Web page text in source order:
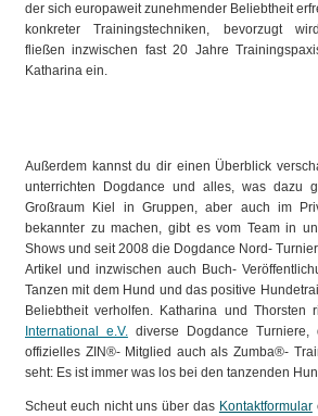
der sich europaweit zunehmender Beliebtheit
konkreter Trainingstechniken, bevorzugt
fließen inzwischen fast 20 Jahre
Katharina ein.
Außerdem kannst du dir einen Überblick
unterrichten Dogdance und alles, was dazu
Großraum Kiel in Gruppen, aber auch im
bekannter zu machen, gibt es vom Team in
Shows und seit 2008 die Dogdance Nord-
Artikel und inzwischen auch Buch-
Tanzen mit dem Hund und das positive
Beliebtheit verholfen. Katharina und
International e.V.diverse Dogdance Turniere,
offizielles ZIN®- Mitglied auch als Zumba®-
seht: Es ist immer was los bei den tanzenden
Scheut euch nicht uns über das Kontaktformular